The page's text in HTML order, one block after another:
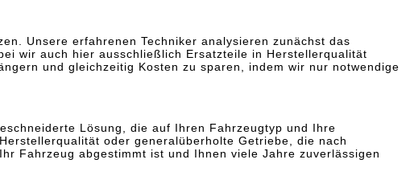
Unsere erfahrenen Techniker analysieren zunächst das
wir auch hier ausschließlich Ersatzteile in Herstellerqualität
und gleichzeitig Kosten zu sparen, indem wir nur notwendige
Lösung, die auf Ihren Fahrzeugtyp und Ihre
oder generalüberholte Getriebe, die nach
Fahrzeug abgestimmt ist und Ihnen viele Jahre zuverlässigen